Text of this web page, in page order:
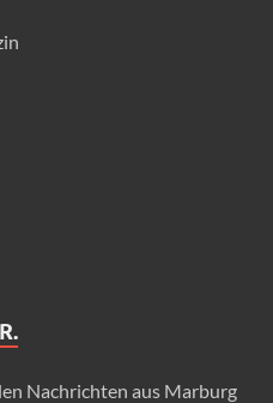
Nachrichten aus Marburg